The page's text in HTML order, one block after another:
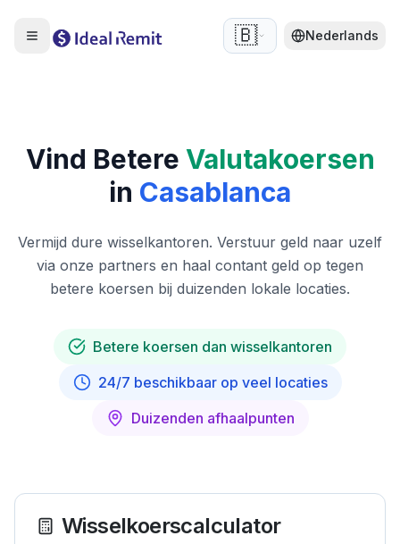
🇧🇪 Nederlands
Vind Betere Valutakoersen
in Casablanca
Vermijd dure wisselkantoren. Verstuur geld naar uzelf
via onze partners en haal contant geld op tegen
betere koersen bij duizenden lokale locaties.
Betere koersen dan wisselkantoren
24/7 beschikbaar op veel locaties
Duizenden afhaalpunten
Wisselkoerscalculator